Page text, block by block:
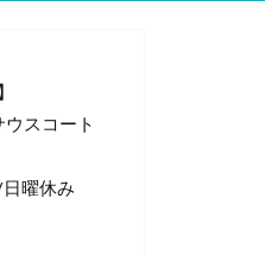
スコート
曜休み